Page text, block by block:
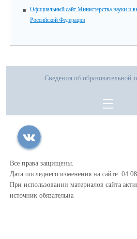
Официальный сайт Министерства науки и
Российской Федерации
Сведения об образовательной
Все права защищены.
Дата последнего изменения на сайте:
При использовании материалов сайта
источник обязательна